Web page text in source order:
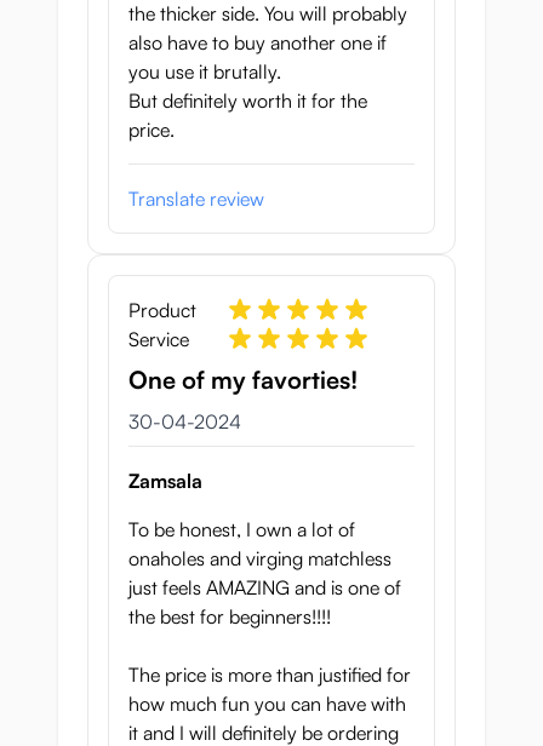
the thicker side. You will probably
also have to buy another one if
you use it brutally.
But definitely worth it for the
price.
Translate review
Product
Service
One of my favorties!
30 april 2024
30-04-2024
Zamsala
To be honest, I own a lot of
onaholes and virging matchless
just feels AMAZING and is one of
the best for beginners!!!!
The price is more than justified for
how much fun you can have with
it and I will definitely be ordering